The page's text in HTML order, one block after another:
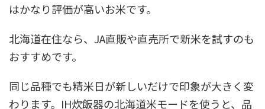
はかなり評価が高いお米です。
北海道在住なら、JA直販や直売所で新米を試すのも
おすすめです。
同じ品種でも精米日が新しいだけで印象が大きく変
わります。IH炊飯器の北海道米モードを使うと、品